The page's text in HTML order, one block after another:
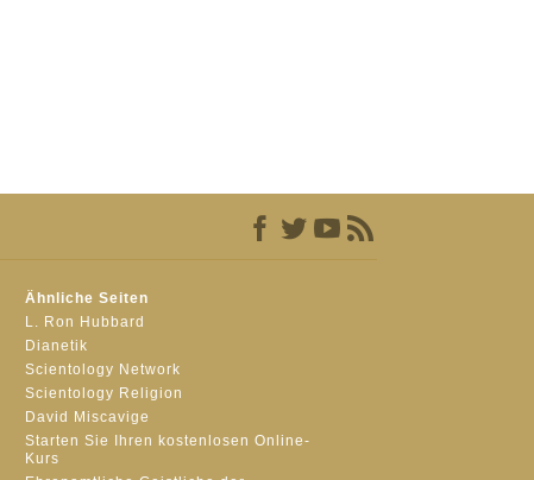
Ähnliche Seiten
L. Ron Hubbard
Dianetik
Scientology Network
Scientology Religion
David Miscavige
Starten Sie Ihren kostenlosen Online-
Kurs